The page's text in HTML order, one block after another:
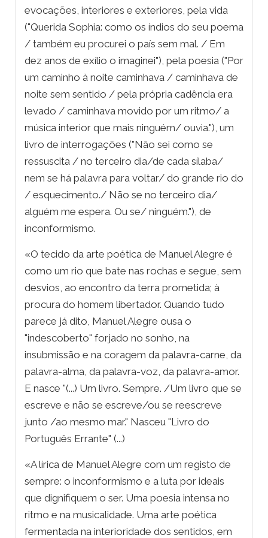
evocações, interiores e exteriores, pela vida
("Querida Sophia: como os índios do seu poema
/ também eu procurei o país sem mal. / Em
dez anos de exílio o imaginei"), pela poesia ("Por
um caminho à noite caminhava / caminhava de
noite sem sentido / pela própria cadência era
levado / caminhava movido por um ritmo/ a
música interior que mais ninguém/ ouvia."), um
livro de interrogações ("Não sei como se
ressuscita / no terceiro dia/de cada sílaba/
nem se há palavra para voltar/ do grande rio do
/ esquecimento./ Não se no terceiro dia/
alguém me espera. Ou se/ ninguém."), de
inconformismo.
«O tecido da arte poética de Manuel Alegre é
como um rio que bate nas rochas e segue, sem
desvios, ao encontro da terra prometida; à
procura do homem libertador. Quando tudo
parece já dito, Manuel Alegre ousa o
"indescoberto" forjado no sonho, na
insubmissão e na coragem da palavra-carne, da
palavra-alma, da palavra-voz, da palavra-amor.
E nasce "(...) Um livro. Sempre. /Um livro que se
escreve e não se escreve/ou se reescreve
junto /ao mesmo mar." Nasceu "Livro do
Português Errante" (...)
«A lírica de Manuel Alegre com um registo de
sempre: o inconformismo e a luta por ideais
que dignifiquem o ser. Uma poesia intensa no
ritmo e na musicalidade. Uma arte poética
fermentada na interioridade dos sentidos, em